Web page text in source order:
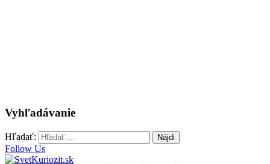
Vyhľadávanie
Hľadať:
Follow Us